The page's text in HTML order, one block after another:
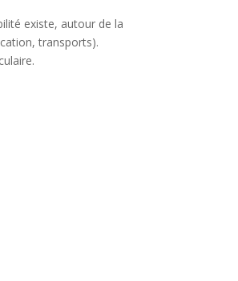
existe, autour de la
transports).